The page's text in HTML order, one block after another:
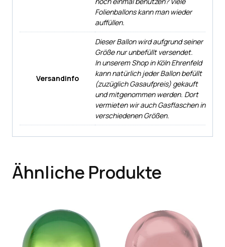
Folienballons kann man wieder
auffüllen.
Versandinfo
Dieser Ballon wird aufgrund seiner
Größe nur unbefüllt versendet.
In unserem Shop in Köln Ehrenfeld
kann natürlich jeder Ballon befüllt
(zuzüglich Gasaufpreis) gekauft
und mitgenommen werden. Dort
vermieten wir auch Gasflaschen in
verschiedenen Größen.
Ähnliche Produkte